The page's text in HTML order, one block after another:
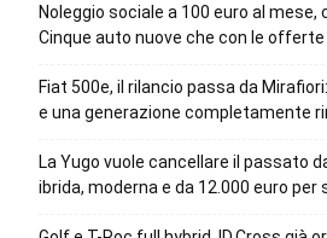
Noleggio sociale a 100 euro al mese,
Cinque auto nuove che con le
Fiat 500e, il rilancio passa da
e una generazione completamente
La Yugo vuole cancellare il passato
ibrida, moderna e da 12.000 euro per